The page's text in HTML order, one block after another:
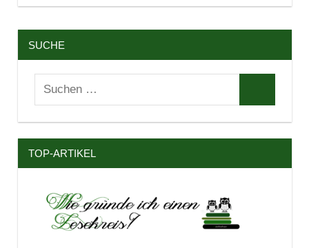
SUCHE
Suchen
TOP-ARTIKEL